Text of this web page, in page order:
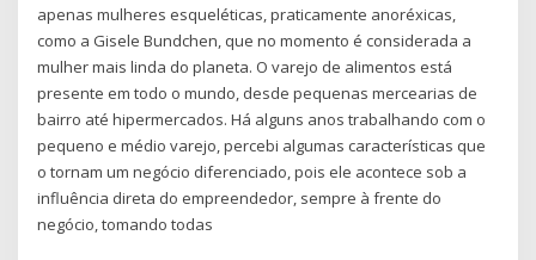
apenas mulheres esqueléticas, praticamente anoréxicas,
como a Gisele Bundchen, que no momento é considerada a
mulher mais linda do planeta. O varejo de alimentos está
presente em todo o mundo, desde pequenas mercearias de
bairro até hipermercados. Há alguns anos trabalhando com o
pequeno e médio varejo, percebi algumas características que
o tornam um negócio diferenciado, pois ele acontece sob a
influência direta do empreendedor, sempre à frente do
negócio, tomando todas